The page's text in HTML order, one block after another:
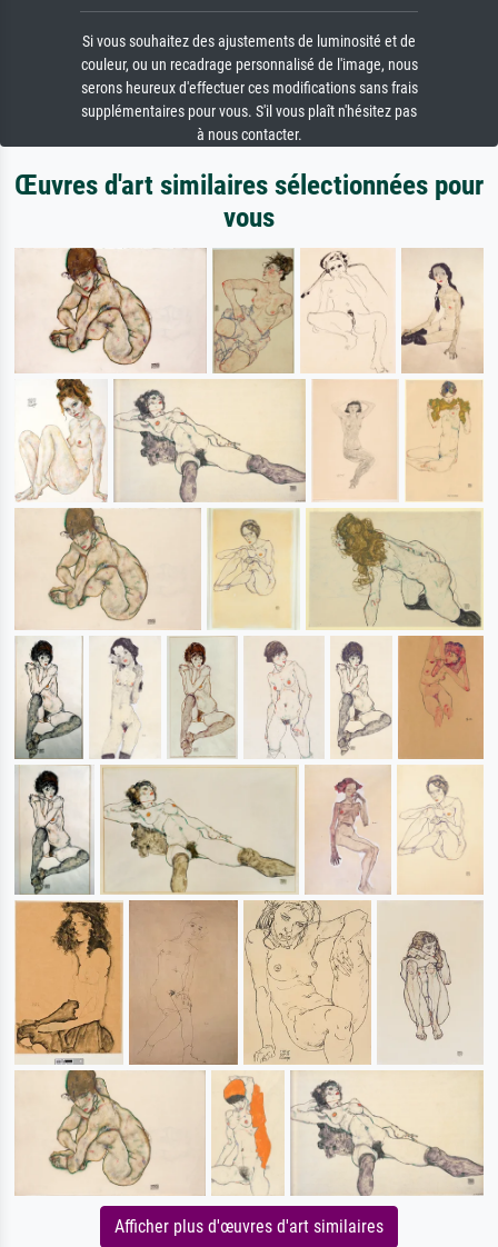
Si vous souhaitez des ajustements de luminosité et de
couleur, ou un recadrage personnalisé de l'image, nous
serons heureux d'effectuer ces modifications sans frais
supplémentaires pour vous. S'il vous plaît n'hésitez pas
à nous contacter.
Œuvres d'art similaires sélectionnées pour
vous
Afficher plus d'œuvres d'art similaires